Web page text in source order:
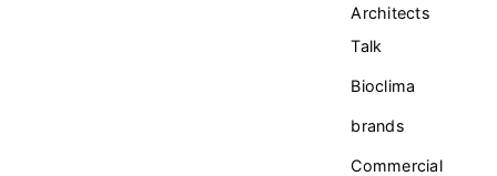
Architects
Talk
Bioclima
brands
Commercial